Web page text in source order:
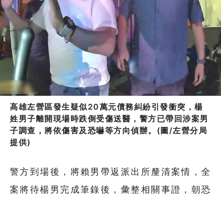
高雄左營區發生疑似20萬元債務糾紛引發衝突，楊
姓男子離開現場時跌倒受傷送醫，警方已帶回涉案男
子調查，將依傷害及恐嚇等方向偵辦。(圖/左營分局
提供)
警方到場後，將賴男帶返派出所釐清案情，全
案將待楊男完成筆錄後，彙整相關事證，朝恐